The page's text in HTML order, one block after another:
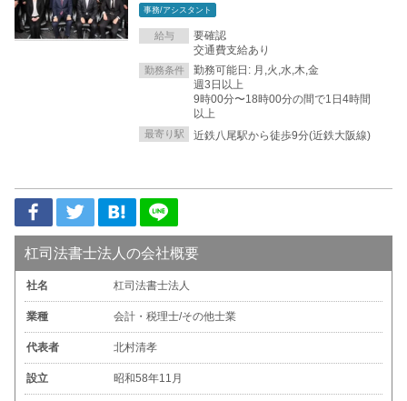
事務/アシスタント
給与
要確認
交通費支給あり
勤務条件
勤務可能日: 月,火,水,木,金
週3日以上
9時00分〜18時00分の間で1日4時間
以上
最寄り駅 近鉄八尾駅から徒歩9分(近鉄大阪線)
杠司法書士法人の会社概要
社名 杠司法書士法人
業種 会計・税理士/その他士業
代表者 北村清孝
設立 昭和58年11月